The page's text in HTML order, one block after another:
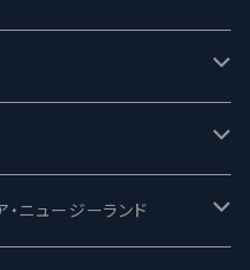
ーリー
アス
ニュージーランド